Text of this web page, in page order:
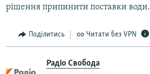
рішення припинити поставки води.
Поділитись Читати без VPN
Радіо Свобода